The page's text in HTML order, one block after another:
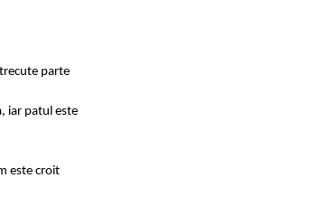
parte
iar patul este
este croit